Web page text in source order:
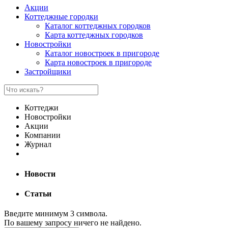
Акции
Коттеджные городки
Каталог коттеджных городков
Карта коттеджных городков
Новостройки
Каталог новостроек в пригороде
Карта новостроек в пригороде
Застройщики
Коттеджи
Новостройки
Акции
Компании
Журнал
Новости
Статьи
Введите минимум 3 символа.
По вашему запросу ничего не найдено.